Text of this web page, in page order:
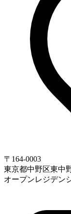
〒164-0003
東京都中野区東中
オープンレジデン